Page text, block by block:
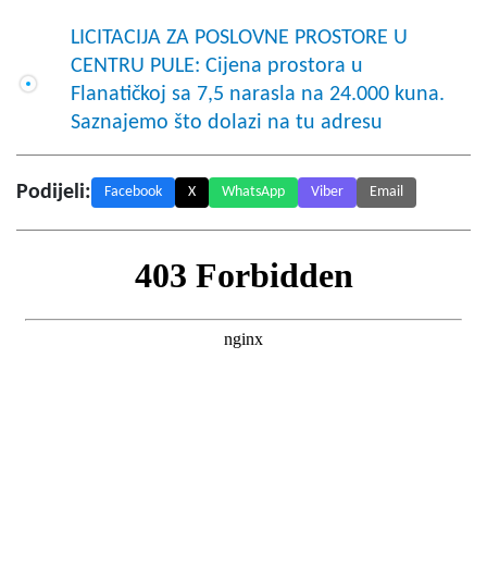
LICITACIJA ZA POSLOVNE PROSTORE U
CENTRU PULE: Cijena prostora u
Flanatičkoj sa 7,5 narasla na 24.000 kuna.
Saznajemo što dolazi na tu adresu
Podijeli: Facebook X WhatsApp Viber Email